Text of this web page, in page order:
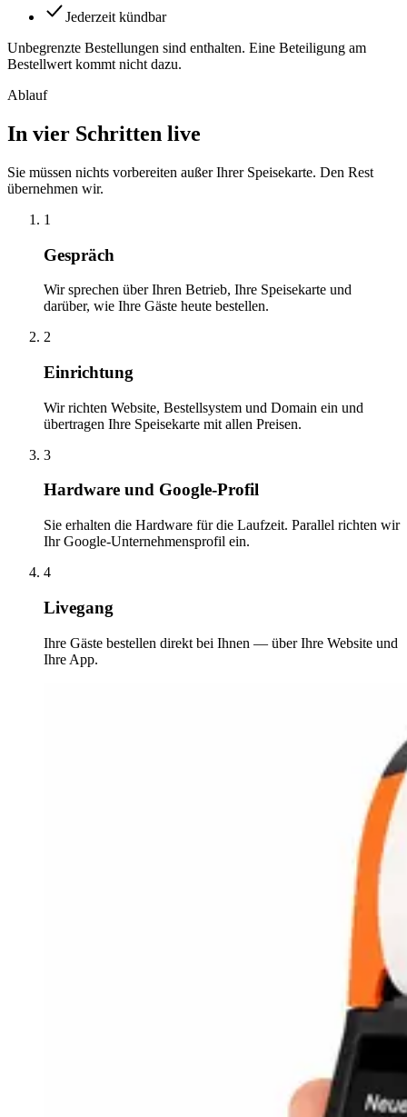
Jederzeit kündbar
Unbegrenzte Bestellungen sind enthalten. Eine Beteiligung am
Bestellwert kommt nicht dazu.
Ablauf
In vier Schritten live
Sie müssen nichts vorbereiten außer Ihrer Speisekarte. Den Rest
übernehmen wir.
1
Gespräch
Wir sprechen über Ihren Betrieb, Ihre Speisekarte und
darüber, wie Ihre Gäste heute bestellen.
2
Einrichtung
Wir richten Website, Bestellsystem und Domain ein und
übertragen Ihre Speisekarte mit allen Preisen.
3
Hardware und Google-Profil
Sie erhalten die Hardware für die Laufzeit. Parallel richten wir
Ihr Google-Unternehmensprofil ein.
4
Livegang
Ihre Gäste bestellen direkt bei Ihnen — über Ihre Website und
Ihre App.